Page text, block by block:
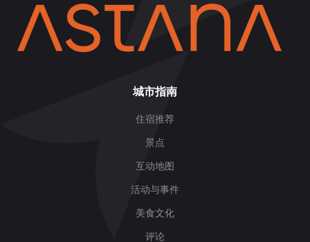
城市指南
住宿推荐
景点
互动地图
活动与事件
美食文化
评论